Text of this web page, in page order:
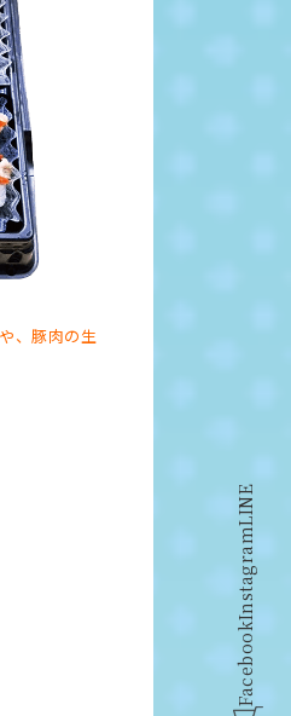
LINE
Instagram
Facebook
、豚肉の生